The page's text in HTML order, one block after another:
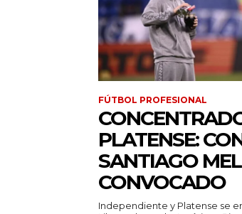
FÚTBOL PROFESIONAL
PLATENSE:
SANTIAGO
CONVOCADO
Independiente y Platense se